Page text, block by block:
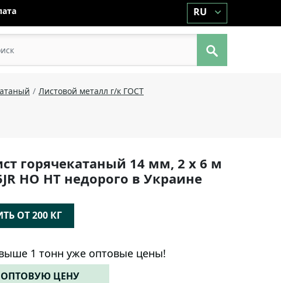
RU
Листовой металл г/к ГОСТ
горячекатаный 14 мм, 2 х 6 м
НО НТ недорого в Украине
ОТ 200 КГ
1 тонн уже оптовые цены!
ОПТОВУЮ ЦЕНУ